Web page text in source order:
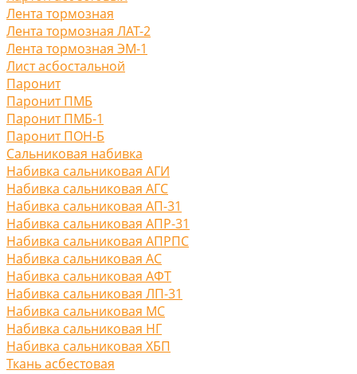
Лента тормозная
Лента тормозная ЛАТ-2
Лента тормозная ЭМ-1
Лист асбостальной
Паронит
Паронит ПМБ
Паронит ПМБ-1
Паронит ПОН-Б
Сальниковая набивка
Набивка сальниковая АГИ
Набивка сальниковая АГС
Набивка сальниковая АП-31
Набивка сальниковая АПР-31
Набивка сальниковая АПРПС
Набивка сальниковая АС
Набивка сальниковая АФТ
Набивка сальниковая ЛП-31
Набивка сальниковая МС
Набивка сальниковая НГ
Набивка сальниковая ХБП
Ткань асбестовая